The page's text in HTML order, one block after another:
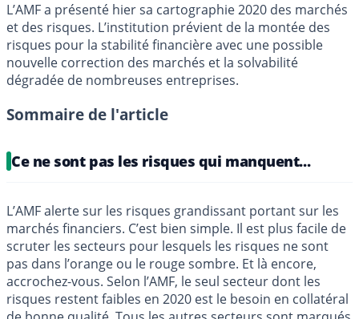
L’AMF a présenté hier sa cartographie 2020 des marchés
et des risques. L’institution prévient de la montée des
risques pour la stabilité financière avec une possible
nouvelle correction des marchés et la solvabilité
dégradée de nombreuses entreprises.
Sommaire de l'article
Ce ne sont pas les risques qui manquent...
L’AMF alerte sur les risques grandissant portant sur les
marchés financiers. C’est bien simple. Il est plus facile de
scruter les secteurs pour lesquels les risques ne sont
pas dans l’orange ou le rouge sombre. Et là encore,
accrochez-vous. Selon l’AMF, le seul secteur dont les
risques restent faibles en 2020 est le besoin en collatéral